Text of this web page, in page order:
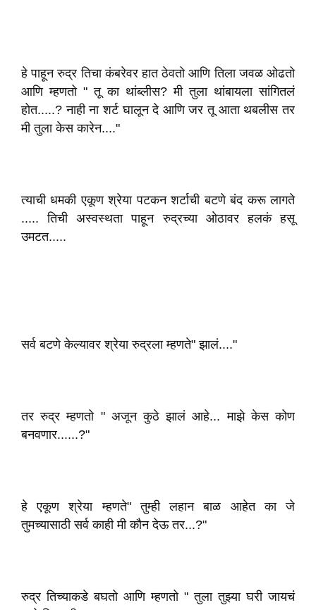
हे पाहून रुद्र तिचा कंबरेवर हात ठेवतो आणि तिला जवळ ओढतो
आणि म्हणतो " तू का थांब्लीस? मी तुला थांबायला सांगितलं
होत.....? नाही ना शर्ट घालून दे आणि जर तू आता थबलीस तर
मी तुला केस कारेन...."
त्याची धमकी एकूण श्रेया पटकन शर्टाची बटणे बंद करू लागते
..... तिची अस्वस्थता पाहून रुद्रच्या ओठावर हलकं हसू
उमटत.....
सर्व बटणे केल्यावर श्रेया रुद्रला म्हणते" झालं...."
तर रुद्र म्हणतो " अजून कुठे झालं आहे... माझे केस कोण
बनवणार......?"
हे एकूण श्रेया म्हणते" तुम्ही लहान बाळ आहेत का जे
तुमच्यासाठी सर्व काही मी कौन देऊ तर...?"
रुद्र तिच्याकडे बघतो आणि म्हणतो " तुला तुझ्या घरी जायचं